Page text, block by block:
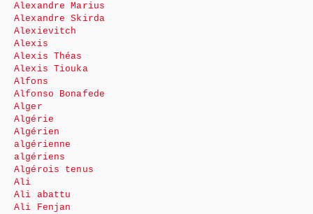
Alexandre Marius
Alexandre Skirda
Alexievitch
Alexis
Alexis Théas
Alexis Tiouka
Alfons
Alfonso Bonafede
Alger
Algérie
Algérien
algérienne
algériens
Algérois tenus
Ali
Ali abattu
Ali Fenjan